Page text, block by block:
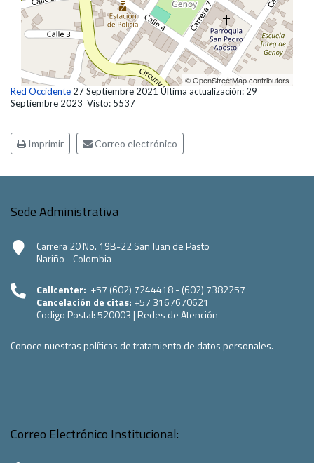
© OpenStreetMap contributors
Red Occidente 27 Septiembre 2021 Última actualización: 29
Septiembre 2023 Visto: 5537
Imprimir Correo electrónico
Sede Administrativa
Carrera 20 No. 19B-22 San Juan de Pasto
Nariño - Colombia
Callcenter: +57 (602) 7244418 - (602) 7382257
Cancelación de citas: +57 3167670621
Codigo Postal:520003 | Redes de Atención
Conoce nuestras políticas de tratamiento de datos personales.
Correo Electrónico Institucional: